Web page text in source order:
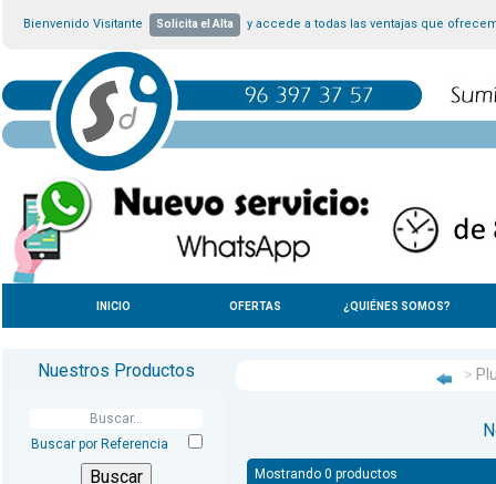
Bienvenido Visitante Solicita el Alta y accede a todas las ventajas que
INICIO OFERTAS ¿QUIÉNES SOMOS?
Nuestros Productos
Buscar por Referencia
>
Mostrando 0 productos